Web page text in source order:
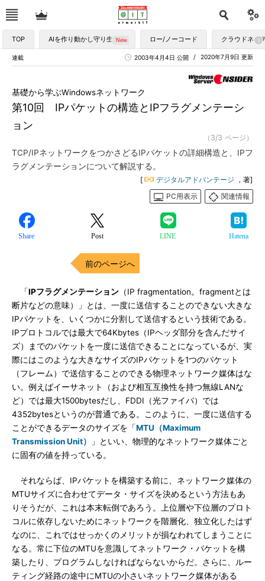
TOP AIを作り動かし守り生かす ロー/ノーコード クラウドネイ
連載 2020年7月9日 更新
2003年4月4日 公開
第10回 IPパケットの構造とIPフラグメンテーシ
ョン
基礎から学ぶWindowsネットワーク
（3/3 ページ）
TCP/IPネットワークをつかさどるIPパケットの詳細構造と、IPフ
ラグメンテーションについて解説する。
[ デジタルアドバンテージ ，著]
PC用表示
関連情報
Share Post LINE Hatena
前のページへ
「IPフラグメンテーション （IP fragmentation。fragmentとは
断片などの意味）」とは、一度に送信することのできない大きな
IPパケットを、いくつかに分割して送信するという技術である。
IPプロトコルでは最大で64Kbytes（IPヘッダ部分を含んだサイ
ズ）までのパケットを一度に送信できることになっているが、実
際にはこのような大きなサイズのIPパケットを1つのパケット
（フレーム）で送信することのできる物理ネットワーク媒体はな
い。例えばイーサネット（および相互互換性を持つ無線LANな
ど）では最大1500bytesだし、FDDI（光ファイバ）では
4352bytesというのが普通である。このように、一度に送信する
ことができるデータのサイズを「MTU（Maximum
Transmission Unit）
」といい、物理的なネットワーク媒体ごと
に固有の値を持っている。
それならば、IPパケットを構築する前に、ネットワーク媒体の
MTUサイズに合わせてデータ・サイズを決めるという方法もあ
りそうだが、これは本末転倒であろう。上位層や下位層のプロト
コルに依存しないためにネットワークを階層化、独立化したはず
なのに、これではせっかくのメリットが損なわれてしまうことに
なる。常に下位のMTUを意識してネットワーク・パケットを構
築したり、プログラムしなければならないからだ。さらに、ルー
ティング経路の途中にMTUの小さいネットワーク媒体がある